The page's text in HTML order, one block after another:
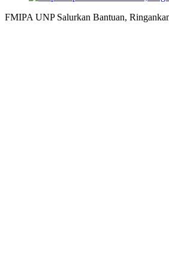
FMIPA UNP Salurkan Bantuan,